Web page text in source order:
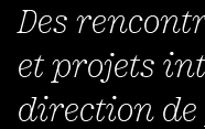
Des
et projets
direction